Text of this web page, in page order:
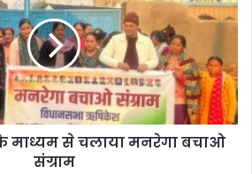
माध्यम से चलाया मनरेगा बचाओ
संग्राम